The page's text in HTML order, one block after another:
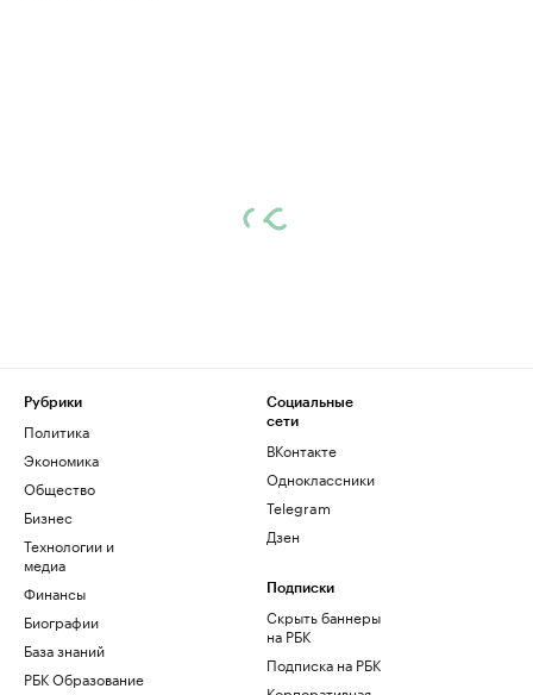
Рубрики
Политика
Экономика
Общество
Бизнес
Технологии и
медиа
Финансы
Биографии
База знаний
РБК Образование
Социальные
сети
ВКонтакте
Одноклассники
Telegram
Дзен
Подписки
Скрыть баннеры
на РБК
Подписка на РБК